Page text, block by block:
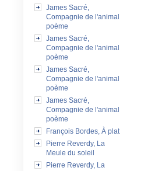
James Sacré,
Compagnie de l'animal
poème
James Sacré,
Compagnie de l'animal
poème
James Sacré,
Compagnie de l'animal
poème
James Sacré,
Compagnie de l'animal
poème
François Bordes, À plat
Pierre Reverdy, La
Meule du soleil
Pierre Reverdy, La